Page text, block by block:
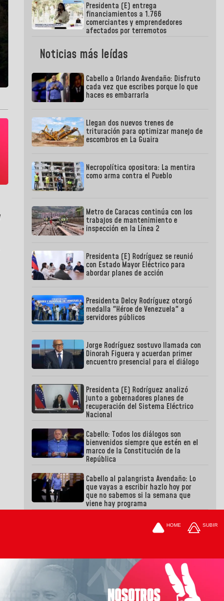
Presidenta (E) entrega
financiamientos a 1.766
comerciantes y emprendedores
afectados por terremotos
Noticias más leídas
Cabello a Orlando Avendaño: Disfruto
cada vez que escribes porque lo que
haces es embarrarla
Llegan dos nuevos trenes de
trituración para optimizar manejo de
escombros en La Guaira
Necropolítica opositora: La mentira
como arma contra el Pueblo
Metro de Caracas continúa con los
trabajos de mantenimiento e
inspección en la Línea 2
Presidenta (E) Rodríguez se reunió
con Estado Mayor Eléctrico para
abordar planes de acción
Presidenta Delcy Rodríguez otorgó
medalla "Héroe de Venezuela" a
servidores públicos
Jorge Rodríguez sostuvo llamada con
Dinorah Figuera y acuerdan primer
encuentro presencial para el diálogo
Presidenta (E) Rodríguez analizó
junto a gobernadores planes de
recuperación del Sistema Eléctrico
Nacional
Cabello: Todos los diálogos son
bienvenidos siempre que estén en el
marco de la Constitución de la
República
Cabello al palangrista Avendaño: Lo
que vayas a escribir hazlo hoy por
que no sabemos si la semana que
viene hay programa
HOME SUBIR